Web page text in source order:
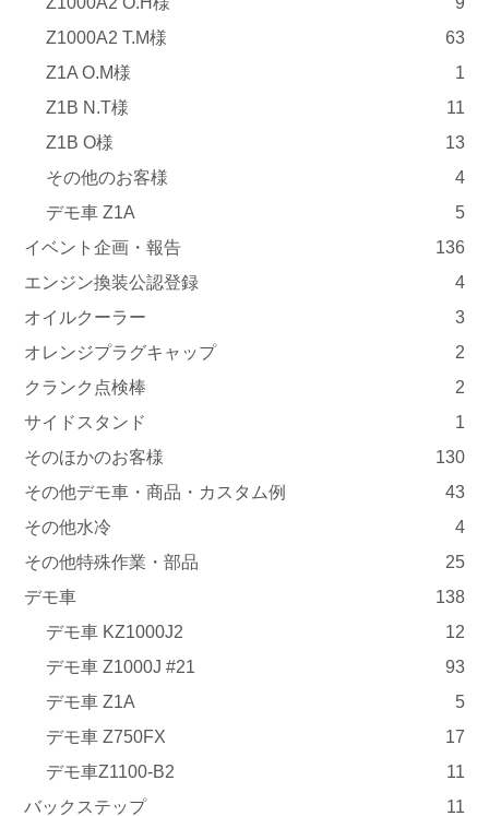
Z1000A2 T.M様
63
Z1A O.M様
1
Z1B N.T様
11
Z1B O様
13
その他のお客様
4
デモ車 Z1A
5
イベント企画・報告
136
エンジン換装公認登録
4
オイルクーラー
3
オレンジプラグキャップ
2
クランク点検棒
2
サイドスタンド
1
そのほかのお客様
130
その他デモ車・商品・カスタム例
43
その他水冷
4
その他特殊作業・部品
25
デモ車
138
デモ車 KZ1000J2
12
デモ車 Z1000J #21
93
デモ車 Z1A
5
デモ車 Z750FX
17
デモ車Z1100-B2
11
バックステップ
11